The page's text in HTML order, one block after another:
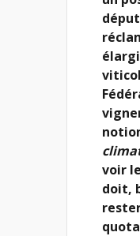
voir
doit,